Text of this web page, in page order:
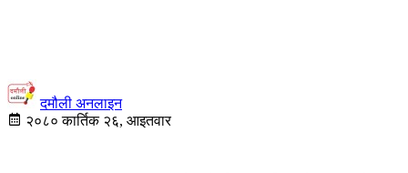
दमौली अनलाइन
२०८० कार्तिक २६, आइतवार